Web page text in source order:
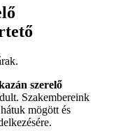
szerelő
Szakembereink
mögött és